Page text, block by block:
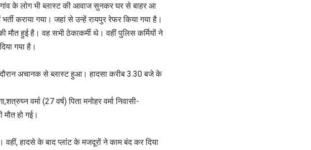
के लोग भी ब्लास्ट की आवाज सुनकर घर से बाहर आ
कराया गया। जहां से उन्हें रायपुर रेफर किया गया है।
हुई है। वह सभी ठेकाकर्मी थे। वहीं पुलिस कर्मियों ने
गया है।
अचानक से ब्लास्ट हुआ। हादसा करीब 3.30 बजे के
वर्मा (27 वर्ष) पिता मनोहर वर्मा निवासी-
हो गई।
हादसे के बाद प्लांट के मजदूरों ने काम बंद कर दिया